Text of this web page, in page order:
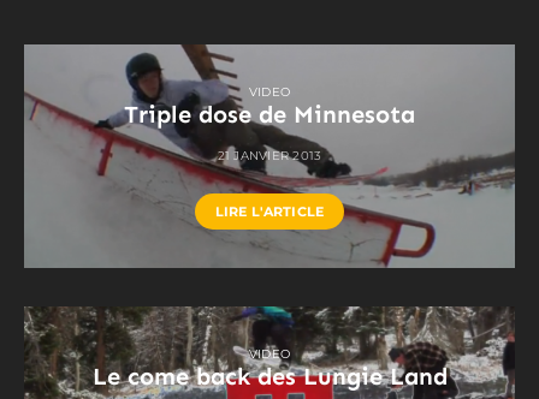
VIDEO
Triple dose de Minnesota
21 JANVIER 2013
LIRE L'ARTICLE
VIDEO
Le come back des Lungie Land